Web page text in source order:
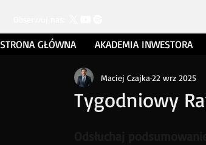
STRONA GŁÓWNA AKADEMIA INWESTORA
Tygodniowy
Maciej Czajka 22 wrz 2025